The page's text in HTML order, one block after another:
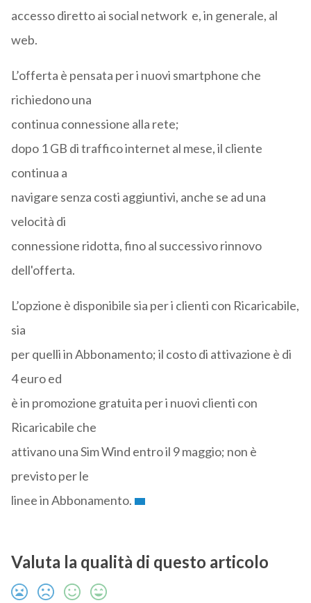
accesso diretto ai social network e, in generale, al
web.
L’offerta è pensata per i nuovi smartphone che
richiedono una
continua connessione alla rete;
dopo 1 GB di traffico internet al mese, il cliente
continua a
navigare senza costi aggiuntivi, anche se ad una
velocità di
connessione ridotta, fino al successivo rinnovo
dell'offerta.
L’opzione è disponibile sia per i clienti con Ricaricabile,
sia
per quelli in Abbonamento; il costo di attivazione è di
4 euro ed
è in promozione gratuita per i nuovi clienti con
Ricaricabile che
attivano una Sim Wind entro il 9 maggio; non è
previsto per le
linee in Abbonamento.
Valuta la qualità di questo articolo